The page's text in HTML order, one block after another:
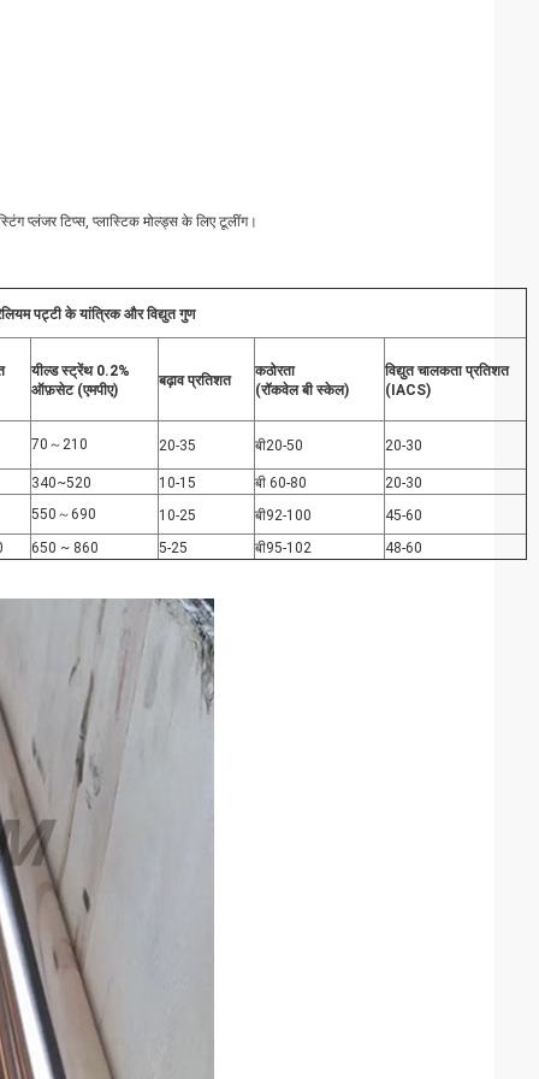
प्लंजर टिप्स, प्लास्टिक मोल्ड्स के लिए टूलींग।
पट्टी के यांत्रिक और विद्युत गुण
यील्ड स्ट्रेंथ 0.2%
ऑफ़सेट (एमपीए)
बढ़ाव प्रतिशत
कठोरता
(रॉकवेल बी स्केल)
विद्युत चालकता प्रतिशत
(IACS)
70～210 20-35 बी20-50 20-30
340~520 10-15 बी 60-80
20-30
550～690 10-25 बी92-100
45-60
650 ~ 860 5-25 बी95-102 48-60